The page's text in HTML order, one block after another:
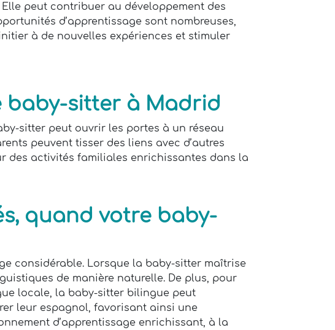
peut contribuer au développement des
d’apprentissage sont nombreuses,
à de nouvelles expériences et stimuler
baby-sitter à Madrid
sitter peut ouvrir les portes à un réseau
peuvent tisser des liens avec d’autres
des activités familiales enrichissantes dans la
quand votre baby-
considérable. Lorsque la baby-sitter maîtrise
de manière naturelle. De plus, pour
locale, la baby-sitter bilingue peut
leur espagnol, favorisant ainsi une
d’apprentissage enrichissant, à la